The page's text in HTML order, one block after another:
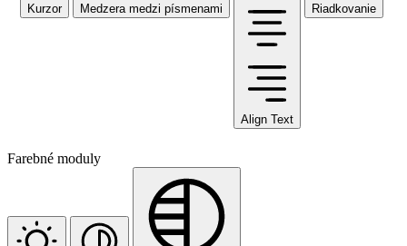
Kurzor Medzera medzi písmenami
Align Text
Riadkovanie
Farebné moduly